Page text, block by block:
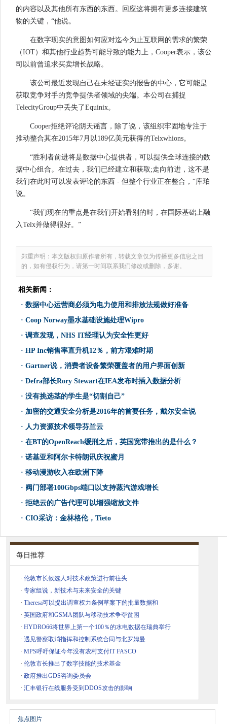
的内容以及其他所有东西的东西。回应这将拥有更多连接建筑
物的关键，“他说。
在数字现实的意图如何应对迄今为止互联网的需求的繁荣
（IOT）和其他行业趋势可能导致的能力上，Cooper表示，该公
司以前曾追求买卖增长战略。
该公司最近发现自己在未经证实的报告的中心，它可能是
获取竞争对手的竞争提供者领域的尖端。本公司在捕捉
TelecityGroup中丢失了Equinix。
Cooper拒绝评论阴天谣言，除了说，该组织牢固地专注于
推动整合其在2015年7月以189亿美元获得的Telxwhions。
“胜利者前进将是数据中心提供者，可以提供全球连接的数
据中心组合。在过去，我们已经建立和获取;走向前进，这不是
我们在此时可以发表评论的东西 - 但整个行业正在整合，“库珀
说。
“我们现在的重点是在我们开始看别的时，在国际基础上融
入Telx并做得很好。”
郑重声明：本文版权归原作者所有，转载文章仅为传播更多信息之目
的，如有侵权行为，请第一时间联系我们修改或删除，多谢。
相关新闻：
· 数据中心运营商必须为电力使用和排放法规做好准备
· Coop Norway墨水基础设施处理Wipro
· 调查发现，NHS IT经理认为安全性更好
· HP Inc销售率直升机12％，前方艰难时期
· Gartner说，消费者设备繁荣覆盖者的用户界面创新
· Defra部长Rory Stewart在IEA发布时插入数据分析
· 没有挑选茎的学生是“切割自己”
· 加密的交通安全分析是2016年的首要任务，戴尔安全说
· 人力资源技术领导芬兰云
· 在BT的OpenReach缓刑之后，英国宽带推出的是什么？
· 诺基亚和阿尔卡特朗讯庆祝蜜月
· 移动漫游收入在欧洲下降
· 阀门部署100Gbps端口以支持蒸汽游戏增长
· 拒绝云的广告代理可以增强缩放文件
· CIO采访：金林格伦，Tieto
每日推荐
· 伦敦市长候选人对技术政策进行前往头
· 专家组说，新技术与未来安全的关键
· Theresa可以提出调查权力条例草案下的批量数据和
· 英国政府和GSMA团队与移动技术争夺贫困
· HYDRO66将世界上第一个100％的水电数据在瑞典举行
· 遇见警察取消指挥和控制系统合同与北罗姆曼
· MPS呼吁保证今年没有农村支付IT FASCO
· 伦敦市长推出了数字技能的技术基金
· 政府推出GDS咨询委员会
· 汇丰银行在线服务受到DDOS攻击的影响
焦点图片